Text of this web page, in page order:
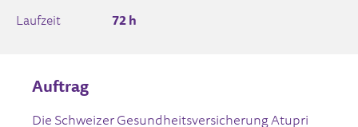
Laufzeit 72 h
Auftrag
Die Schweizer Gesundheitsversicherung Atupri